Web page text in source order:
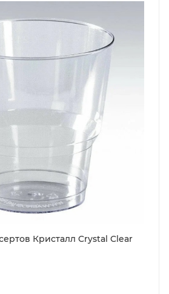
Кристалл Crystal Clear